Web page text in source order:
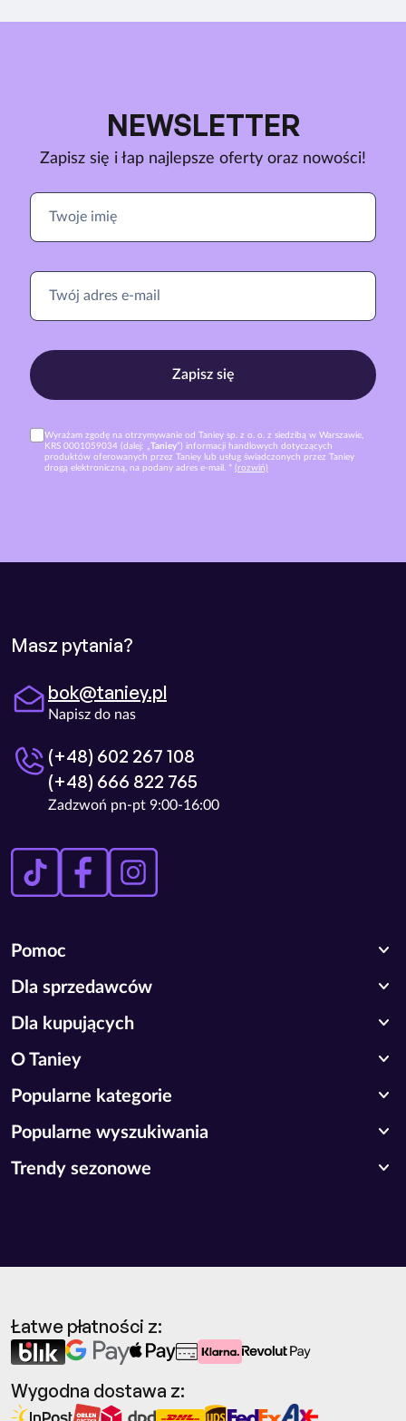
NEWSLETTER
Zapisz się i łap najlepsze oferty oraz nowości!
Zapisz się
Wyrażam zgodę na otrzymywanie od Taniey sp. z o. o. z siedzibą w Warszawie,
KRS 0001059034 (dalej: „ Taniey”) informacji handlowych dotyczących
produktów oferowanych przez Taniey lub usług świadczonych przez Taniey
drogą elektroniczną, na podany adres e-mail. * (rozwiń)
Masz pytania?
bok@taniey.pl
Napisz do nas
(+48) 602 267 108
(+48) 666 822 765
Zadzwoń pn-pt 9:00-16:00
Pomoc expand_more
Dla sprzedawców expand_more
Dla kupujących expand_more
O Taniey expand_more
Popularne kategorie expand_more
Popularne wyszukiwania expand_more
Trendy sezonowe expand_more
Łatwe płatności z:
Wygodna dostawa z: